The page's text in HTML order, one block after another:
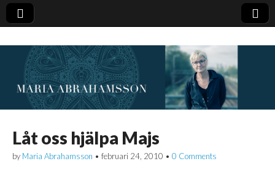
Låt oss hjälpa Majs
by Maria Abrahamsson • februari 24, 2010 • 0 Comments